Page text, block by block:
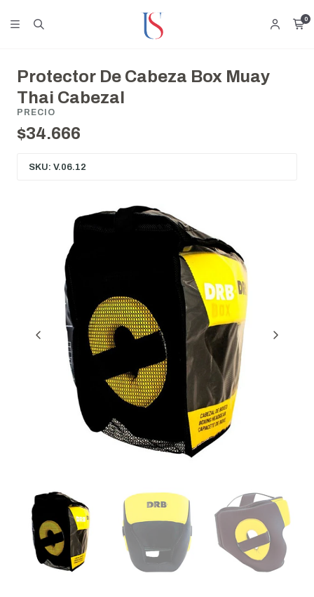
0
Protector De Cabeza Box Muay
Thai Cabezal
PRECIO
$34.666
SKU: V.06.12